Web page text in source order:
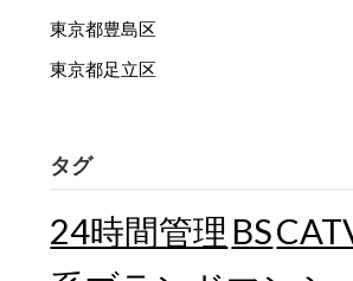
東京都豊島区
東京都足立区
タグ
24時間管理 BS